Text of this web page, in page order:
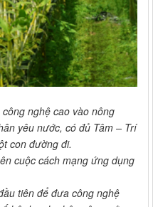
nghệ cao vào nông
yêu nước, có đủ Tâm – Trí
con đường đi.
cuộc cách mạng ứng dụng
tiên để đưa công nghệ